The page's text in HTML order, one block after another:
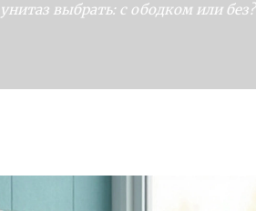
выбрать: с ободком или без?